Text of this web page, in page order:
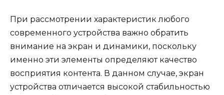
При рассмотрении характеристик любого
современного устройства важно обратить
внимание на экран и динамики, поскольку
именно эти элементы определяют качество
восприятия контента. В данном случае, экран
устройства отличается высокой стабильностью